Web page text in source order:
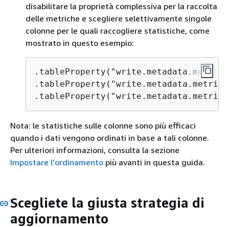
disabilitare la proprietà complessiva per la raccolta
delle metriche e scegliere selettivamente singole
colonne per le quali raccogliere statistiche, come
mostrato in questo esempio:
Nota: le statistiche sulle colonne sono più efficaci
quando i dati vengono ordinati in base a tali colonne.
Per ulteriori informazioni, consulta la sezione
Impostare l'ordinamento più avanti in questa guida.
Scegliete la giusta strategia di
aggiornamento